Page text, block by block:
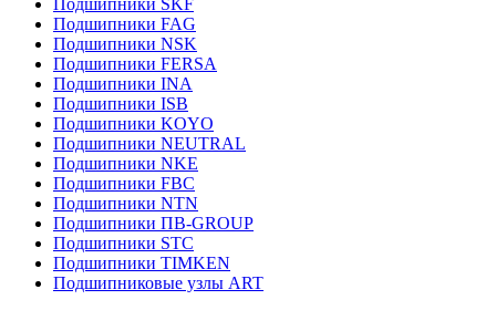
Подшипники SKF
Подшипники FAG
Подшипники NSK
Подшипники FERSA
Подшипники INA
Подшипники ISB
Подшипники KOYO
Подшипники NEUTRAL
Подшипники NKE
Подшипники FBC
Подшипники NTN
Подшипники ПВ-GROUP
Подшипники STC
Подшипники TIMKEN
Подшипниковые узлы ART